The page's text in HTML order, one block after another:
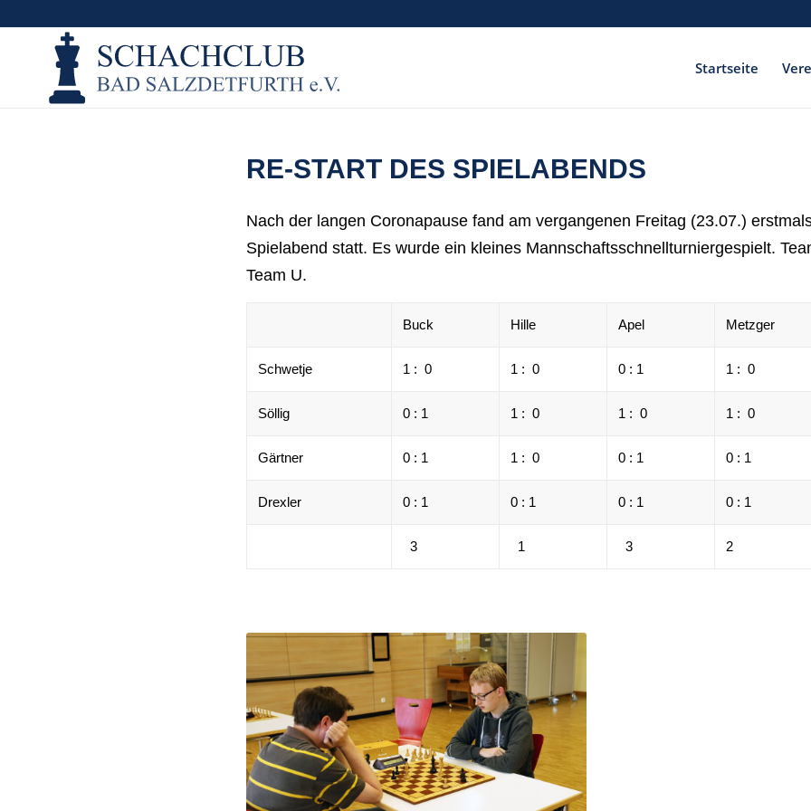
Startseite
RE-START DES SPIELABENDS
Nach der langen Coronapause fand am vergangenen Freitag (23.07.)
Spielabend statt. Es wurde ein kleines Mannschaftsschnellturniergespielt.
Team U.
Buck Hille Apel Metzger
Schwetje 1 : 0 1 : 0 0 : 1 1 : 0
Söllig 0 : 1 1 : 0 1 : 0 1 : 0
Gärtner 0 : 1 1 : 0 0 : 1 0 : 1
Drexler 0 : 1 0 : 1 0 : 1 0 : 1
3 1 3 2